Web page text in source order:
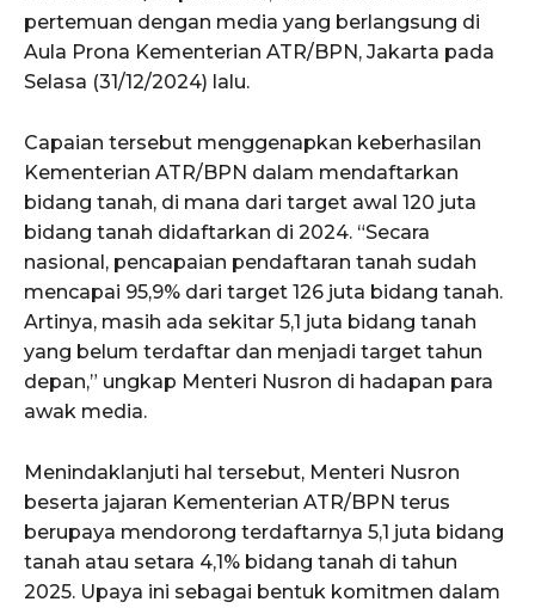
pertemuan dengan media yang berlangsung di
Aula Prona Kementerian ATR/BPN, Jakarta pada
Selasa (31/12/2024) lalu.
Capaian tersebut menggenapkan keberhasilan
Kementerian ATR/BPN dalam mendaftarkan
bidang tanah, di mana dari target awal 120 juta
bidang tanah didaftarkan di 2024. “Secara
nasional, pencapaian pendaftaran tanah sudah
mencapai 95,9% dari target 126 juta bidang tanah.
Artinya, masih ada sekitar 5,1 juta bidang tanah
yang belum terdaftar dan menjadi target tahun
depan,” ungkap Menteri Nusron di hadapan para
awak media.
Menindaklanjuti hal tersebut, Menteri Nusron
beserta jajaran Kementerian ATR/BPN terus
berupaya mendorong terdaftarnya 5,1 juta bidang
tanah atau setara 4,1% bidang tanah di tahun
2025. Upaya ini sebagai bentuk komitmen dalam